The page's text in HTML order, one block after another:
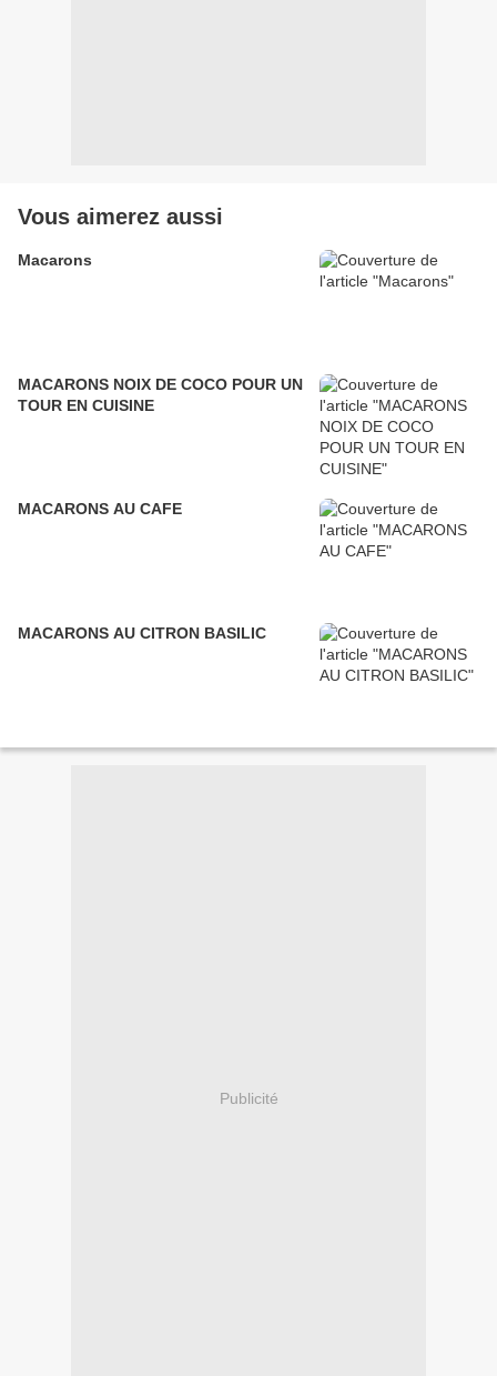
Vous aimerez aussi
Macarons
MACARONS NOIX DE COCO POUR UN
TOUR EN CUISINE
MACARONS AU CAFE
MACARONS AU CITRON BASILIC
Publicité